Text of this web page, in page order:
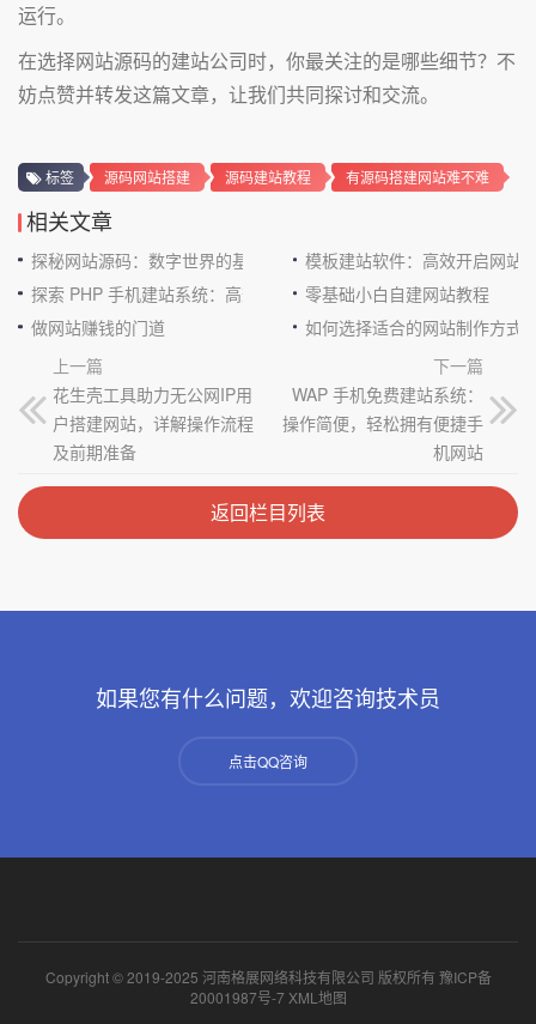
运行。
在选择网站源码的建站公司时，你最关注的是哪些细节？不
妨点赞并转发这篇文章，让我们共同探讨和交流。
标签 源码网站搭建 源码建站教程 有源码搭建网站难不难
相关文章
探秘网站源码：数字世界的基石
模板建站软件：高效开启网站
探索 PHP 手机建站系统：高效与便捷的完美结合零基础小白自建网站教程
做网站赚钱的门道
如何选择适合的网站制作方式
上一篇
花生壳工具助力无公网IP用
户搭建网站，详解操作流程
及前期准备
下一篇
WAP 手机免费建站系统：
操作简便，轻松拥有便捷手
机网站
返回栏目列表
如果您有什么问题，欢迎咨询技术员
点击QQ咨询
Copyright © 2019-2025 河南格展网络科技有限公司 版权所有 豫ICP备
20001987号-7 XML地图